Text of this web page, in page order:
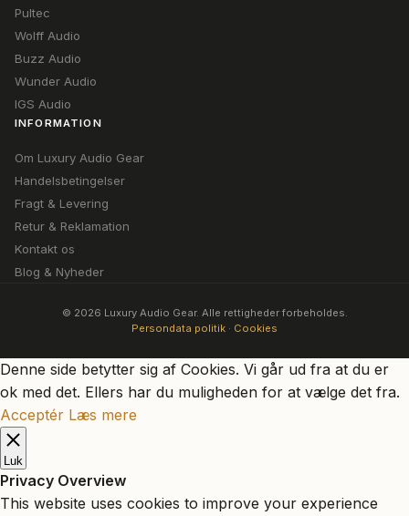
Pultec
Wolff Audio
Buzz Audio
Wunder Audio
IGS Audio
INFORMATION
Om Luxury Audio Gear
Handelsbetingelser
Fragt & Levering
Retur & Reklamation
Kontakt os
Blog & Nyheder
© 2026 Luxury Audio Gear. Alle rettigheder forbeholdes.
Persondata politik · Cookies
Denne side betytter sig af Cookies. Vi går ud fra at du er
ok med det. Ellers har du muligheden for at vælge det fra.
Acceptér Læs mere
Luk
Privacy Overview
This website uses cookies to improve your experience